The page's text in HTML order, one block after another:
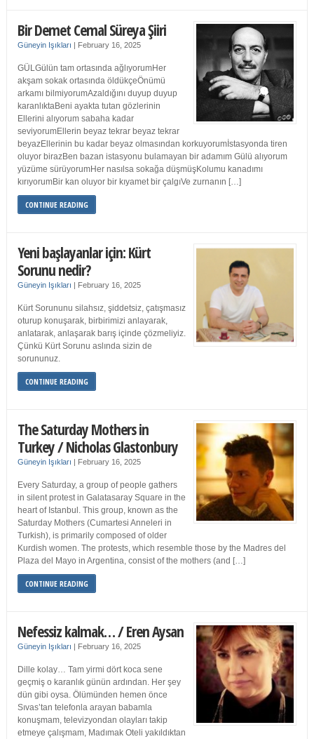
Bir Demet Cemal Süreya Şiiri
Güneyin Işıkları | February 16, 2025
GÜLGülün tam ortasında ağlıyorumHer
akşam sokak ortasında öldükçeÖnümü
arkamı bilmiyorumAzaldığını duyup duyup
karanlıktaBeni ayakta tutan gözlerinin
Ellerini alıyorum sabaha kadar
seviyorumEllerin beyaz tekrar beyaz tekrar
beyazEllerinin bu kadar beyaz olmasından korkuyorumİstasyonda tiren
oluyor birazBen bazan istasyonu bulamayan bir adamım Gülü alıyorum
yüzüme sürüyorumHer nasılsa sokağa düşmüşKolumu kanadımı
kırıyorumBir kan oluyor bir kıyamet bir çalgıVe zurnanın […]
CONTINUE READING
Yeni başlayanlar için: Kürt
Sorunu nedir?
Güneyin Işıkları | February 16, 2025
Kürt Sorununu silahsız, şiddetsiz, çatışmasız
oturup konuşarak, birbirimizi anlayarak,
anlatarak, anlaşarak barış içinde çözmeliyiz.
Çünkü Kürt Sorunu aslında sizin de
sorununuz.
CONTINUE READING
The Saturday Mothers in
Turkey / Nicholas Glastonbury
Güneyin Işıkları | February 16, 2025
Every Saturday, a group of people gathers
in silent protest in Galatasaray Square in the
heart of Istanbul. This group, known as the
Saturday Mothers (Cumartesi Anneleri in
Turkish), is primarily composed of older
Kurdish women. The protests, which resemble those by the Madres del
Plaza del Mayo in Argentina, consist of the mothers (and […]
CONTINUE READING
Nefessiz kalmak… / Eren Aysan
Güneyin Işıkları | February 16, 2025
Dille kolay… Tam yirmi dört koca sene
geçmiş o karanlık günün ardından. Her şey
dün gibi oysa. Ölümünden hemen önce
Sıvas’tan telefonla arayan babamla
konuşmam, televizyondan olayları takip
etmeye çalışmam, Madımak Oteli yakıldıktan